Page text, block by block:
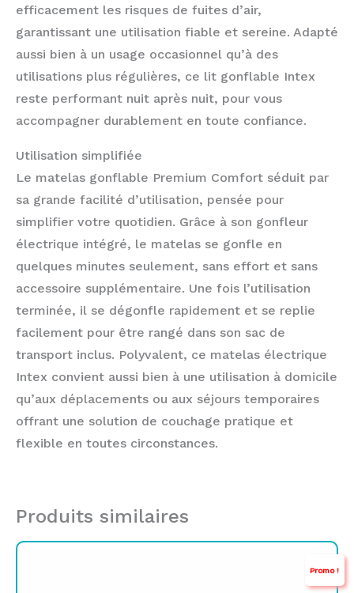
efficacement les risques de fuites d’air,
garantissant une utilisation fiable et sereine. Adapté
aussi bien à un usage occasionnel qu’à des
utilisations plus régulières, ce lit gonflable Intex
reste performant nuit après nuit, pour vous
accompagner durablement en toute confiance.
Utilisation simplifiée
Le matelas gonflable Premium Comfort séduit par
sa grande facilité d’utilisation, pensée pour
simplifier votre quotidien. Grâce à son gonfleur
électrique intégré, le matelas se gonfle en
quelques minutes seulement, sans effort et sans
accessoire supplémentaire. Une fois l’utilisation
terminée, il se dégonfle rapidement et se replie
facilement pour être rangé dans son sac de
transport inclus. Polyvalent, ce matelas électrique
Intex convient aussi bien à une utilisation à domicile
qu’aux déplacements ou aux séjours temporaires
offrant une solution de couchage pratique et
flexible en toutes circonstances.
Produits similaires
Promo !